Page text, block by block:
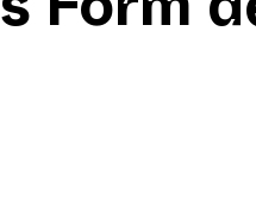
Form